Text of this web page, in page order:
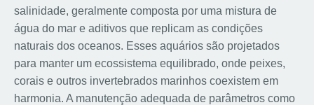
salinidade, geralmente composta por uma mistura de
água do mar e aditivos que replicam as condições
naturais dos oceanos. Esses aquários são projetados
para manter um ecossistema equilibrado, onde peixes,
corais e outros invertebrados marinhos coexistem em
harmonia. A manutenção adequada de parâmetros como